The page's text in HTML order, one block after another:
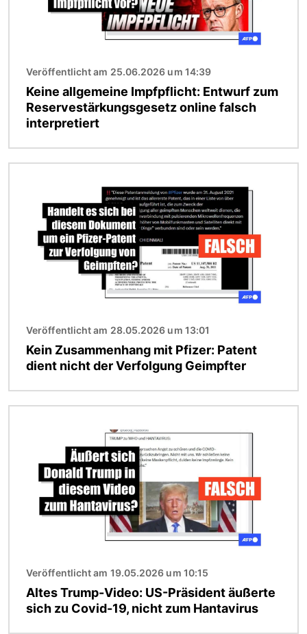
Veröffentlicht am 25.06.2026 um 14:39
Keine allgemeine Impfpflicht: Entwurf zum
Reservestärkungsgesetz online falsch
interpretiert
Veröffentlicht am 28.05.2026 um 13:01
Kein Zusammenhang mit Pfizer: Patent
dient nicht der Verfolgung Geimpfter
Veröffentlicht am 19.05.2026 um 10:15
Altes Trump-Video: US-Präsident äußerte
sich zu Covid-19, nicht zum Hantavirus